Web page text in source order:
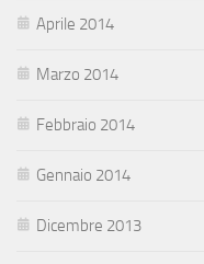
Aprile 2014
Marzo 2014
Febbraio 2014
Gennaio 2014
Dicembre 2013